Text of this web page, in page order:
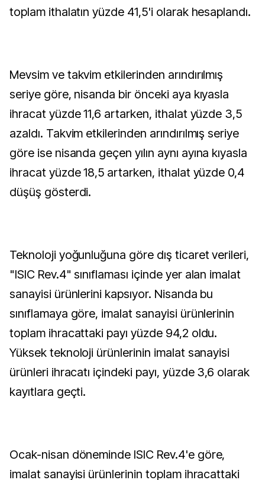
toplam ithalatın yüzde 41,5'i olarak hesaplandı.
Mevsim ve takvim etkilerinden arındırılmış
seriye göre, nisanda bir önceki aya kıyasla
ihracat yüzde 11,6 artarken, ithalat yüzde 3,5
azaldı. Takvim etkilerinden arındırılmış seriye
göre ise nisanda geçen yılın aynı ayına kıyasla
ihracat yüzde 18,5 artarken, ithalat yüzde 0,4
düşüş gösterdi.
Teknoloji yoğunluğuna göre dış ticaret verileri,
"ISIC Rev.4" sınıflaması içinde yer alan imalat
sanayisi ürünlerini kapsıyor. Nisanda bu
sınıflamaya göre, imalat sanayisi ürünlerinin
toplam ihracattaki payı yüzde 94,2 oldu.
Yüksek teknoloji ürünlerinin imalat sanayisi
ürünleri ihracatı içindeki payı, yüzde 3,6 olarak
kayıtlara geçti.
Ocak-nisan döneminde ISIC Rev.4'e göre,
imalat sanayisi ürünlerinin toplam ihracattaki